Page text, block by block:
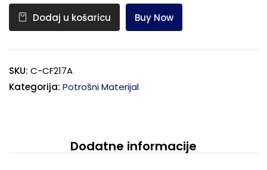
Dodaj u košaricu Buy Now
SKU: C-CF217A
Kategorija: Potrošni Materijal
Dodatne informacije